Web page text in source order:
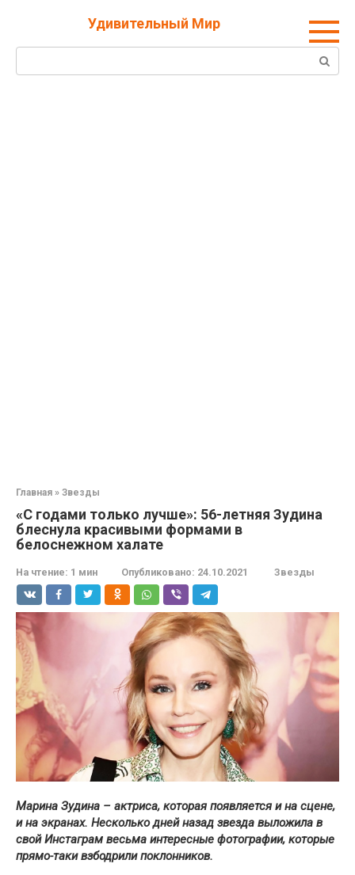
Удивительный Мир
Поиск:
Главная » Звезды
«С годами только лучше»: 56-летняя Зудина
блеснула красивыми формами в
белоснежном халате
На чтение: 1 мин Опубликовано: 24.10.2021 Звезды
Марина Зудина – актриса, которая появляется и на сцене,
и на экранах. Несколько дней назад звезда выложила в
свой Инстаграм весьма интересные фотографии, которые
прямо-таки взбодрили поклонников.